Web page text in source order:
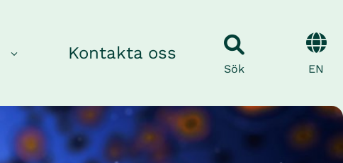
Kontakta oss
Sök EN